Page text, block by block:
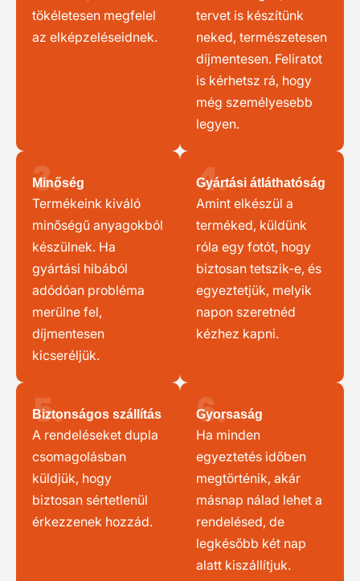
tökéletesen megfelel
az elképzeléseidnek.
tervet is készítünk
neked, természetesen
díjmentesen. Feliratot
is kérhetsz rá, hogy
még személyesebb
legyen.
3.
Minőség
Termékeink kiváló
minőségű anyagokból
készülnek. Ha
gyártási hibából
adódóan probléma
merülne fel,
díjmentesen
kicseréljük.
4.
Gyártási átláthatóság
Amint elkészül a
terméked, küldünk
róla egy fotót, hogy
biztosan tetszik-e, és
egyeztetjük, melyik
napon szeretnéd
kézhez kapni.
5.
Biztonságos szállítás
A rendeléseket dupla
csomagolásban
küldjük, hogy
biztosan sértetlenül
érkezzenek hozzád.
6.
Gyorsaság
Ha minden
egyeztetés időben
megtörténik, akár
másnap nálad lehet a
rendelésed, de
legkésőbb két nap
alatt kiszállítjuk.